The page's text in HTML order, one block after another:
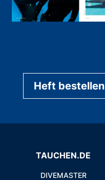
Heft bestellen
TAUCHEN.DE
DIVEMASTER